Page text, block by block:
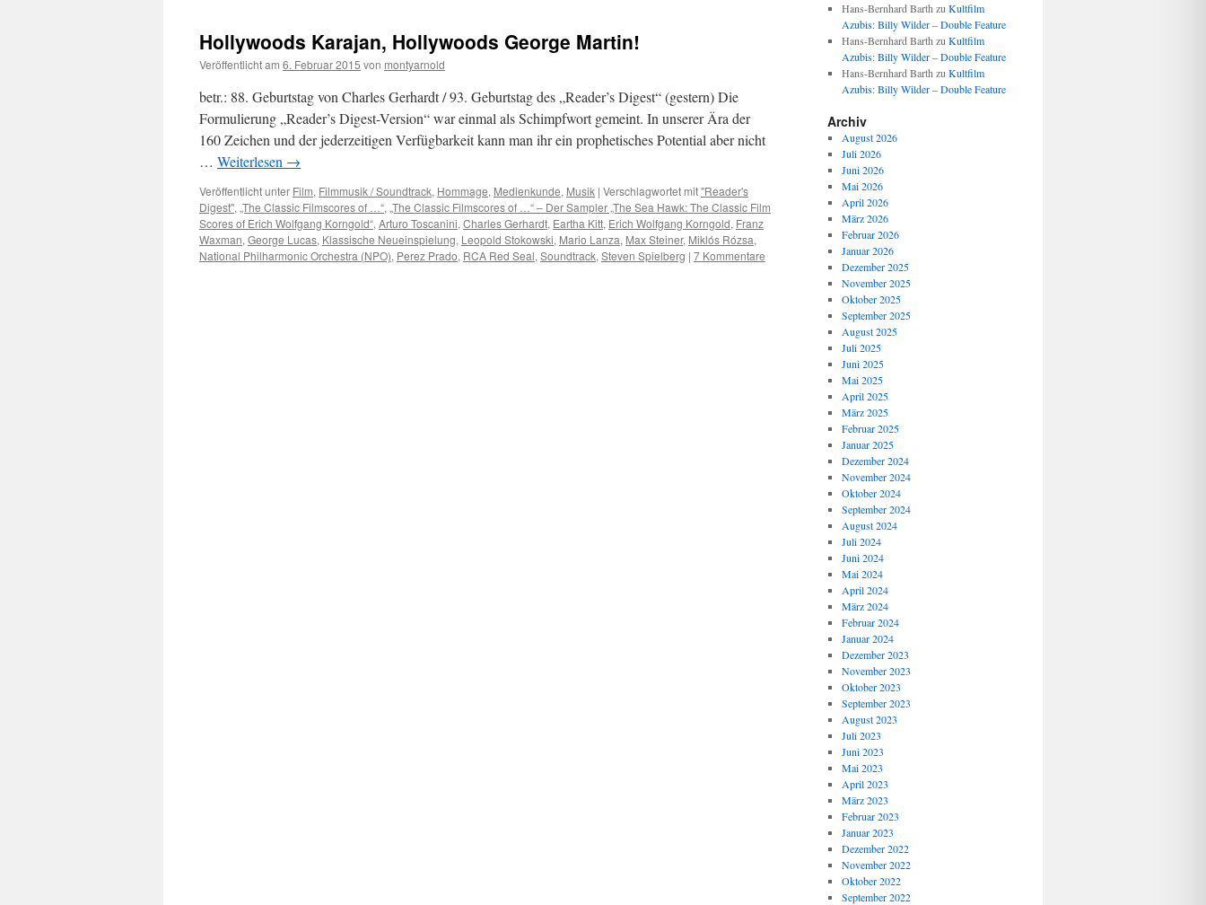
Hollywoods Karajan, Hollywoods George Martin!
Veröffentlicht am 6. Februar 2015 von montyarnold
betr.: 88. Geburtstag von Charles Gerhardt / 93. Geburtstag des „Reader’s Digest“ (gestern) Die
Formulierung „Reader’s Digest-Version“ war einmal als Schimpfwort gemeint. In unserer Ära der
160 Zeichen und der jederzeitigen Verfügbarkeit kann man ihr ein prophetisches Potential aber nicht
… Weiterlesen →
Veröffentlicht unter Film, Filmmusik / Soundtrack, Hommage, Medienkunde, Musik | Verschlagwortet mit"Reader's
Digest", „The Classic Filmscores of …“, „The Classic Filmscores of …“ – Der Sampler „The Sea Hawk: The Classic Film
Scores of Erich Wolfgang Korngold“, Arturo Toscanini, Charles Gerhardt, Eartha Kitt, Erich Wolfgang Korngold, Franz
Waxman, George Lucas, Klassische Neueinspielung, Leopold Stokowski, Mario Lanza, Max Steiner, Miklós Rózsa,
National Philharmonic Orchestra (NPO), Perez Prado, RCA Red Seal, Soundtrack, Steven Spielberg | 7 Kommentare
Hans-Bernhard Barth zu Kultfilm
Azubis: Billy Wilder – Double Feature
Hans-Bernhard Barth zu Kultfilm
Azubis: Billy Wilder – Double Feature
Hans-Bernhard Barth zu Kultfilm
Azubis: Billy Wilder – Double Feature
Archiv
August 2026
Juli 2026
Juni 2026
Mai 2026
April 2026
März 2026
Februar 2026
Januar 2026
Dezember 2025
November 2025
Oktober 2025
September 2025
August 2025
Juli 2025
Juni 2025
Mai 2025
April 2025
März 2025
Februar 2025
Januar 2025
Dezember 2024
November 2024
Oktober 2024
September 2024
August 2024
Juli 2024
Juni 2024
Mai 2024
April 2024
März 2024
Februar 2024
Januar 2024
Dezember 2023
November 2023
Oktober 2023
September 2023
August 2023
Juli 2023
Juni 2023
Mai 2023
April 2023
März 2023
Februar 2023
Januar 2023
Dezember 2022
November 2022
Oktober 2022
September 2022